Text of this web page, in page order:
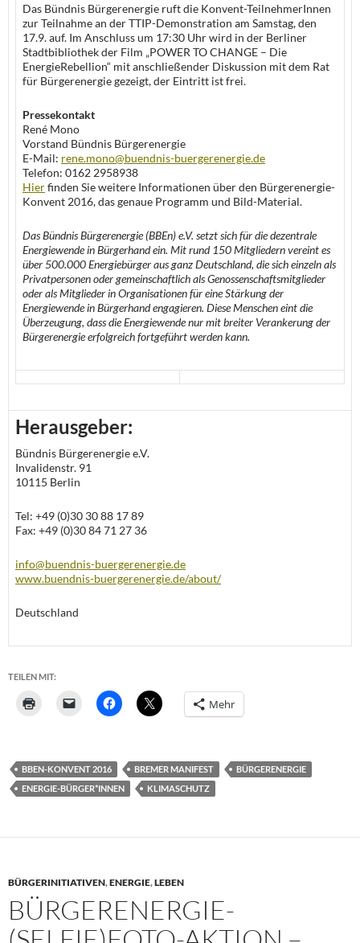
Das Bündnis Bürgerenergie ruft die Konvent-TeilnehmerInnen
zur Teilnahme an der TTIP-Demonstration am Samstag, den
17.9. auf. Im Anschluss um 17:30 Uhr wird in der Berliner
Stadtbibliothek der Film „POWER TO CHANGE – Die
EnergieRebellion“ mit anschließender Diskussion mit dem Rat
für Bürgerenergie gezeigt, der Eintritt ist frei.
Pressekontakt
René Mono
Vorstand Bündnis Bürgerenergie
E-Mail: rene.mono@buendnis-buergerenergie.de
Telefon: 0162 2958938
Hierfinden Sie weitere Informationen über den Bürgerenergie-
Konvent 2016, das genaue Programm und Bild-Material.
Das Bündnis Bürgerenergie (BBEn) e.V. setzt sich für die dezentrale
Energiewende in Bürgerhand ein. Mit rund 150 Mitgliedern vereint es
über 500.000 Energiebürger aus ganz Deutschland, die sich einzeln als
Privatpersonen oder gemeinschaftlich als Genossenschaftsmitglieder
oder als Mitglieder in Organisationen für eine Stärkung der
Energiewende in Bürgerhand engagieren. Diese Menschen eint die
Überzeugung, dass die Energiewende nur mit breiter Verankerung der
Bürgerenergie erfolgreich fortgeführt werden kann.
Herausgeber:
Bündnis Bürgerenergie e.V.
Invalidenstr. 91
10115 Berlin
Tel: +49 (0)30 30 88 17 89
Fax: +49 (0)30 84 71 27 36
info@buendnis-buergerenergie.de
www.buendnis-buergerenergie.de/about/
Deutschland
TEILEN MIT:
Mehr
BBEN-KONVENT 2016 BREMER MANIFEST
BÜRGERENERGIE
ENERGIE-BÜRGER*INNEN
KLIMASCHUTZ
BÜRGERINITIATIVEN,ENERGIE,LEBEN
BÜRGERENERGIE-